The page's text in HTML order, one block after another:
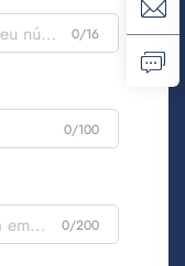
0/16
0/100
0/200